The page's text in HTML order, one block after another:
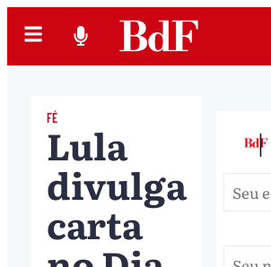
FÉ
Lula
divulga
carta
|